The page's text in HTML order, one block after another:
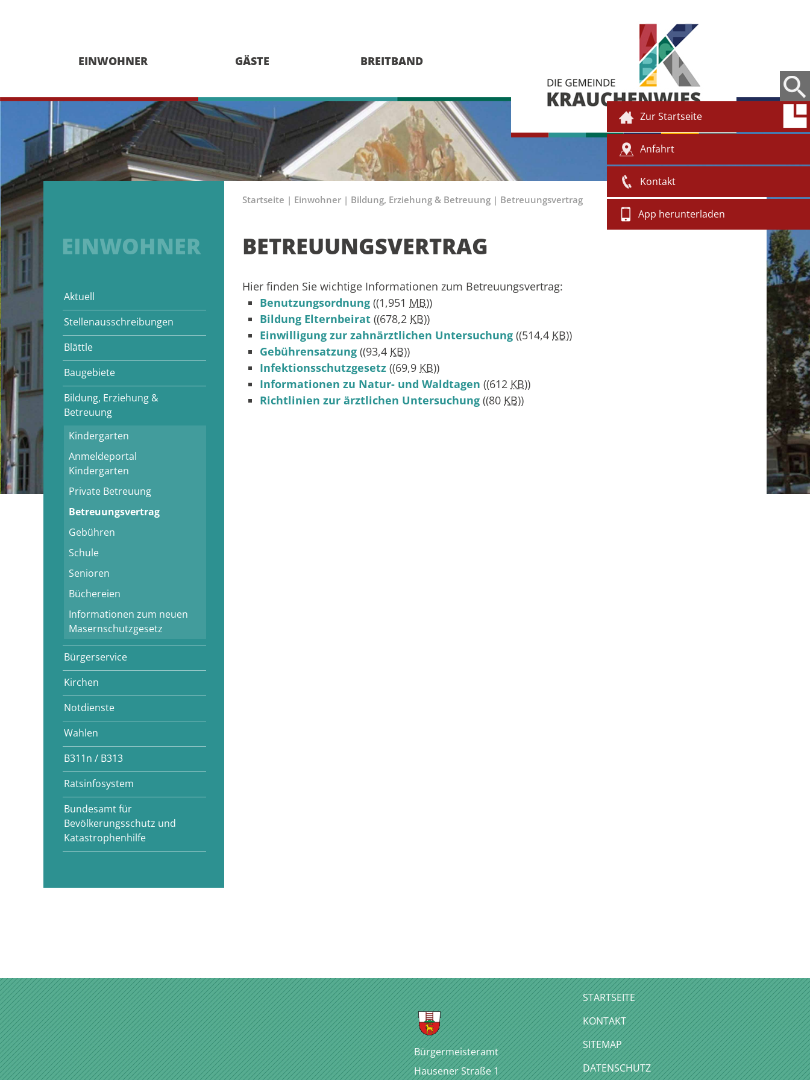
EINWOHNER GÄSTE BREITBAND
Zur Startseite
Anfahrt
Kontakt
App herunterladen
EINWOHNER
Aktuell
Stellenausschreibungen
Blättle
Baugebiete
Bildung, Erziehung &
Betreuung
Kindergarten
Anmeldeportal
Kindergarten
Private Betreuung
Betreuungsvertrag
Gebühren
Schule
Senioren
Büchereien
Informationen zum neuen
Masernschutzgesetz
Bürgerservice
Kirchen
Notdienste
Wahlen
B311n / B313
Ratsinfosystem
Bundesamt für
Bevölkerungsschutz und
Katastrophenhilfe
Startseite | Einwohner | Bildung, Erziehung & Betreuung | Betreuungsvertrag
BETREUUNGSVERTRAG
Hier finden Sie wichtige Informationen zum Betreuungsvertrag:
Benutzungsordnung ((1,951 MB))
Bildung Elternbeirat ((678,2 KB))
Einwilligung zur zahnärztlichen Untersuchung ((514,4 KB))
Gebührensatzung ((93,4 KB))
Infektionsschutzgesetz ((69,9 KB))
Informationen zu Natur- und Waldtagen ((612 KB))
Richtlinien zur ärztlichen Untersuchung ((80 KB))
Bürgermeisteramt
Hausener Straße 1
STARTSEITE
KONTAKT
SITEMAP
DATENSCHUTZ